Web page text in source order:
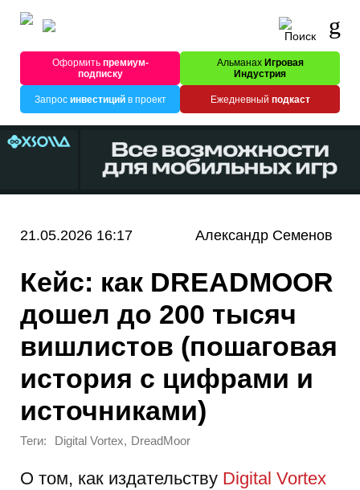
Оформитьпремиум-
подписку
Альманах Игровая
Индустрия
Запрос инвестицийв проект Ежедневный подкаст
21.05.2026 16:17 Александр Семенов
Кейс: как DREADMOOR
дошел до 200 тысяч
вишлистов (пошаговая
история с цифрами и
источниками)
Теги: Digital Vortex, DreadMoor
О том, как издательству Digital Vortex